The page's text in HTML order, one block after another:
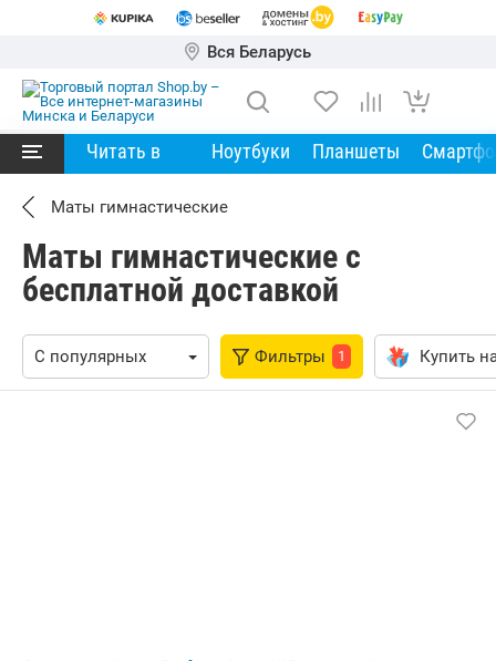
Вся Беларусь
Читать в Ноутбуки Планшеты
Маты гимнастические
Маты гимнастические с
бесплатной доставкой
Фильтры 1 Купить